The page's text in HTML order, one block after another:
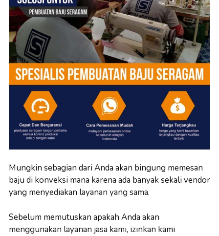
Mungkin sebagian dari Anda akan bingung memesan
baju di konveksi mana karena ada banyak sekali vendor
yang menyediakan layanan yang sama.
Sebelum memutuskan apakah Anda akan
menggunakan layanan jasa kami, izinkan kami